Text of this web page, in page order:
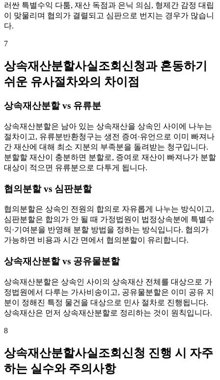
러싼 특별수익 다툼, 재산 독점과 은닉 의심, 형제간 감정 대립
이 맞물리며 협의가 결렬되고 심판으로 번지는 경우가 많습니
다.
7
상속재산분할사실조회신청과 혼동하기
쉬운 유사절차와의 차이점
상속재산분할 vs 유류분
상속재산분할은 남아 있는 상속재산을 상속인 사이에 나누는
절차이고, 유류분반환청구는 생전 증여·유언으로 이미 빠져나
간 재산에 대해 최소 지분의 부족분을 돌려받는 청구입니다.
분할할 재산이 충분하면 분할로, 증여로 재산이 빠져나가 분할
대상이 적으면 유류분으로 다투게 됩니다.
협의분할 vs 심판분할
협의분할은 상속인 전원의 합의로 자유롭게 나누는 방식이고,
심판분할은 합의가 안 될 때 가정법원이 법정상속분에 특별수
익·기여분을 반영해 분할 방법을 정하는 방식입니다. 협의가
가능하면 비용과 시간 면에서 협의분할이 유리합니다.
상속재산분할 vs 공유물분할
상속재산분할은 상속인 사이의 상속재산 전체를 대상으로 가
정법원에서 다루는 가사비송이고, 공유물분할은 이미 공유 지
분이 정해진 특정 물건을 대상으로 민사 절차로 진행됩니다.
상속재산은 먼저 상속재산분할로 정리하는 것이 원칙입니다.
8
상속재산분할사실조회신청 진행 시 자주
하는 실수와 주의사항